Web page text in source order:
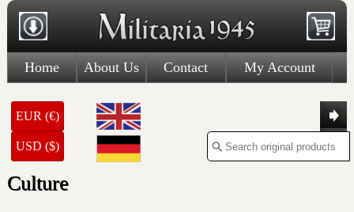
Home About Us Contact My Account
EUR (€)
USD ($)
Culture